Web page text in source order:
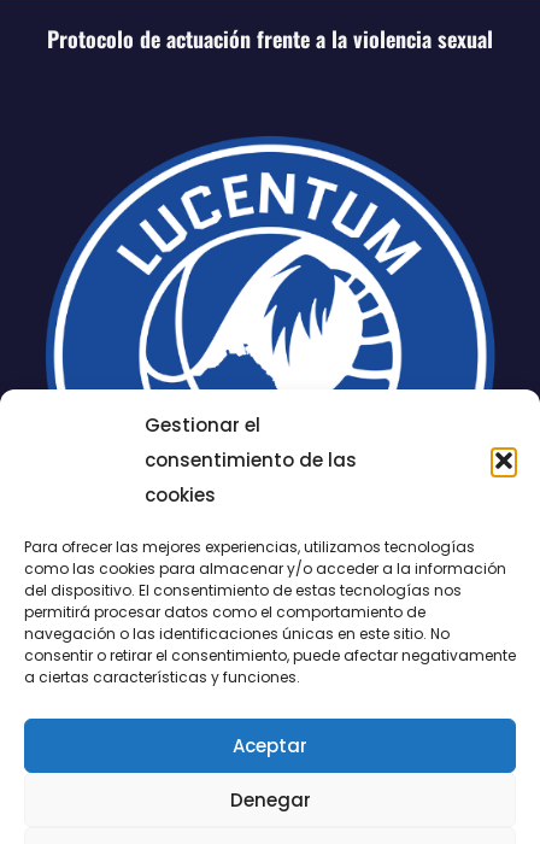
Gestionar el
consentimiento de las
cookies
Para ofrecer las mejores experiencias, utilizamos tecnologías
como las cookies para almacenar y/o acceder a la información
del dispositivo. El consentimiento de estas tecnologías nos
permitirá procesar datos como el comportamiento de
navegación o las identificaciones únicas en este sitio. No
consentir o retirar el consentimiento, puede afectar negativamente
a ciertas características y funciones.
Aceptar
Denegar
Protocolo de actuación frente a la violencia sexual
LUCENTUM
ALICANTE
CONTACTO